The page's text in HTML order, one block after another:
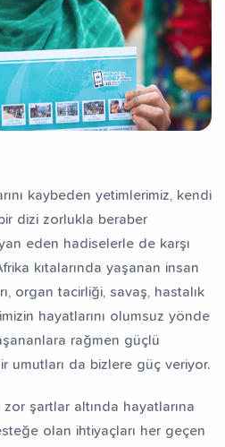
kaybeden yetimlerimiz, kendi
dizi zorlukla beraber
eden hadiselerle de karşı
kıtalarında yaşanan insan
organ tacirliği, savaş, hastalık
hayatlarını olumsuz yönde
rağmen güçlü
umutları da bizlere güç veriyor.
zor şartlar altında hayatlarına
olan ihtiyaçları her geçen